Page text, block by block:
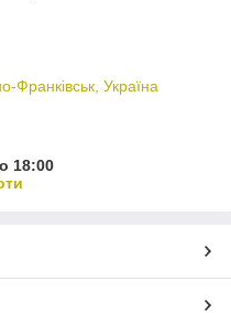
Франківськ, Україна
18:00